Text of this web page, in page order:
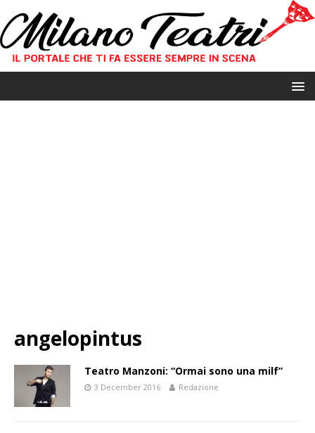
angelopintus
Teatro Manzoni: “Ormai sono una milf”
3 December 2016 Redazione